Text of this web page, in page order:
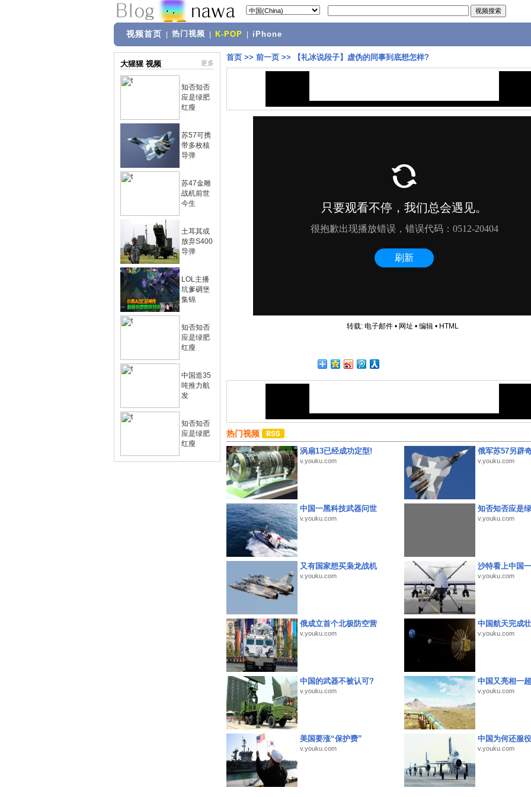
视频首页 热门视频 K-POP iPhone
大猩猩 视频 更多
知否知否
应是绿肥
红瘦
苏57可携
带多枚核
导弹
苏47金雕
战机前世
今生
土耳其或
放弃S400
导弹
LOL主播
坑爹碉堡
集锦
知否知否
应是绿肥
红瘦
中国造35
吨推力航
发
知否知否
应是绿肥
红瘦
首页 >> 前一页 >> 【礼冰说段子】虚伪的同事到底想怎样?
转载: 电子邮件• 网址 • 编辑• HTML
热门视频
涡扇13已经成功定型!
v.youku.com
俄军苏57另辟
v.youku.com
中国一黑科技武器问世
v.youku.com
知否知否应是
v.youku.com
又有国家想买枭龙战机
v.youku.com
沙特看上中国
v.youku.com
俄成立首个北极防空营
v.youku.com
中国航天完成
v.youku.com
中国的武器不被认可?
v.youku.com
中国又亮相一
v.youku.com
美国要涨“保护费”
v.youku.com
中国为何还服
v.youku.com